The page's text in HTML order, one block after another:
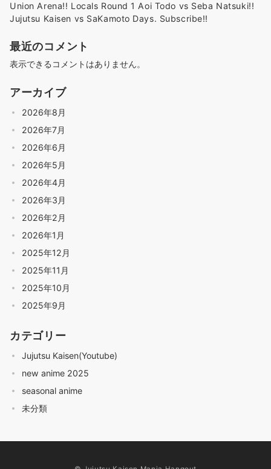
Union Arena!! Locals Round 1 Aoi Todo vs Seba Natsuki!!
Jujutsu Kaisen vs SaKamoto Days. Subscribe!!
最近のコメント
表示できるコメントはありません。
アーカイブ
2026年8月
2026年7月
2026年6月
2026年5月
2026年4月
2026年3月
2026年2月
2026年1月
2025年12月
2025年11月
2025年10月
2025年9月
カテゴリー
Jujutsu Kaisen(Youtube)
new anime 2025
seasonal anime
未分類